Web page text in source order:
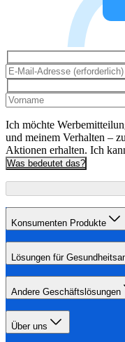
Ich möchte
und meinem Verhalten –
Aktionen erhalten. Ich
Was bedeutet das?
Konsumenten Produkte
Lösungen für
Andere Geschäftslösungen
Über uns